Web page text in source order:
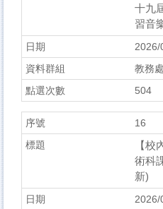
十九
習音
2026/
教務處
504
16
【
術科
新)
2026/